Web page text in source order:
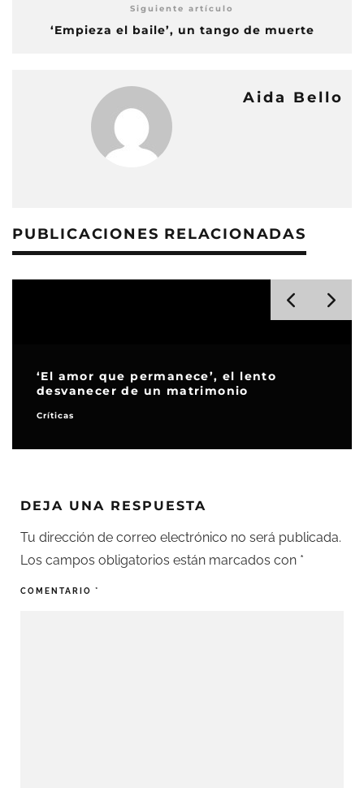
Siguiente artículo
‘Empieza el baile’, un tango de muerte
Aida Bello
PUBLICACIONES RELACIONADAS
‘El amor que permanece’, el lento
desvanecer de un matrimonio
Críticas
DEJA UNA RESPUESTA
Tu dirección de correo electrónico no será publicada.
Los campos obligatorios están marcados con *
COMENTARIO *